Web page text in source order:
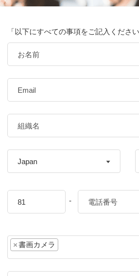
「以下にすべての事項をご記入ください
Japan
-
×書画カメラ